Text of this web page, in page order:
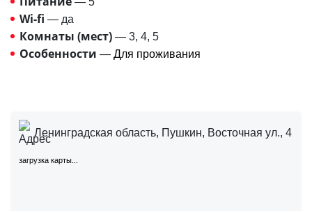
Wi-fi — да
Комнаты (мест) — 3, 4, 5
Особенности — Для проживания
Ленинградская область, Пушкин, Восточная ул., 4
загрузка карты...